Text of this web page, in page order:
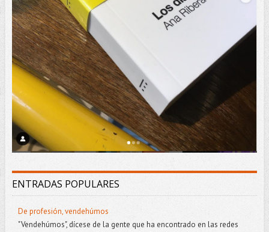
ENTRADAS POPULARES
De profesión, vendehúmos
"Vendehúmos", dícese de la gente que ha encontrado en las redes